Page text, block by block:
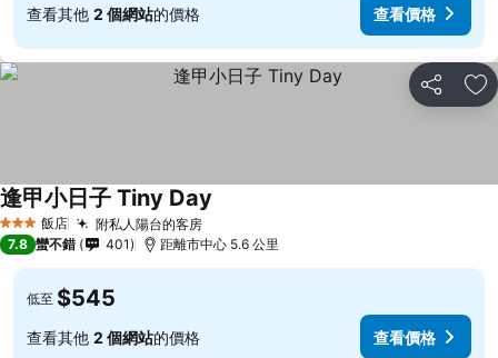
查看其他 2 個網站的價格 查看價格
分享 加
3 星級 飯店 附私人陽台的客房查看價格
逢甲小日子 Tiny Day
7.8 蠻不錯 401 距離市中心 5.6 公里
低至 $545
查看其他 2 個網站的價格 查看價格